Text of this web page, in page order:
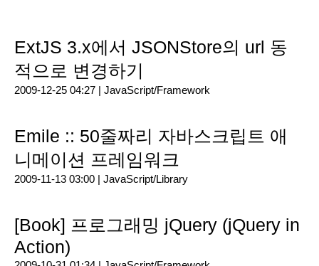
ExtJS 3.x에서 JSONStore의 url 동
적으로 변경하기
2009-12-25 04:27 | JavaScript/Framework
Emile :: 50줄짜리 자바스크립트 애
니메이션 프레임워크
2009-11-13 03:00 | JavaScript/Library
[Book] 프로그래밍 jQuery (jQuery in
Action)